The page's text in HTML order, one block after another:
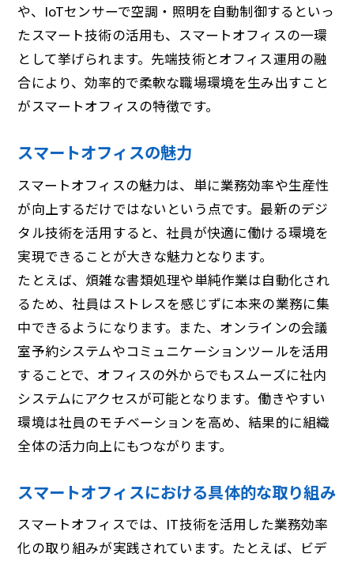
や、IoTセンサーで空調・照明を自動制御するといっ
たスマート技術の活用も、スマートオフィスの一環
として挙げられます。先端技術とオフィス運用の融
合により、効率的で柔軟な職場環境を生み出すこと
がスマートオフィスの特徴です。
スマートオフィスの魅力
スマートオフィスの魅力は、単に業務効率や生産性
が向上するだけではないという点です。最新のデジ
タル技術を活用すると、社員が快適に働ける環境を
実現できることが大きな魅力となります。
たとえば、煩雑な書類処理や単純作業は自動化され
るため、社員はストレスを感じずに本来の業務に集
中できるようになります。また、オンラインの会議
室予約システムやコミュニケーションツールを活用
することで、オフィスの外からでもスムーズに社内
システムにアクセスが可能となります。働きやすい
環境は社員のモチベーションを高め、結果的に組織
全体の活力向上にもつながります。
スマートオフィスにおける具体的な取り組み
スマートオフィスでは、IT技術を活用した業務効率
化の取り組みが実践されています。たとえば、ビデ